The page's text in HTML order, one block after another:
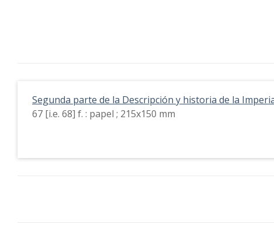
Segunda parte de la Descripción y historia de la
67 [i.e. 68] f. : papel ; 215x150 mm